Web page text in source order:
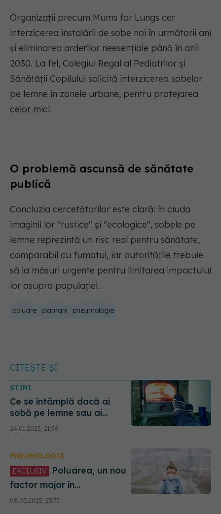
Organizații precum Mums for Lungs cer
interzicerea instalării de sobe noi în următorii ani
și eliminarea arderilor neesențiale până în anii
2030. La fel, Colegiul Regal al Pediatrilor și
Sănătății Copilului solicită interzicerea sobelor
pe lemne în zonele urbane, pentru protejarea
celor mici.
O problemă ascunsă de sănătate
publică
Concluzia cercetătorilor este clară: în ciuda
imaginii lor "rustice" și "ecologice", sobele pe
lemne reprezintă un risc real pentru sănătate,
comparabil cu fumatul, iar autoritățile trebuie
să ia măsuri urgente pentru limitarea impactului
lor asupra populației.
poluare plamani pneumologie
CITEȘTE ȘI
STIRI
Ce se întâmplă dacă ai
sobă pe lemne sau ai
crescut cu ea. Un studiu
răstoarnă tot ce știam
24.01.2025, 21:56
PNEUMOLOGIE
EXCLUSIV
factor major în
declanșarea astmului și
alergiilor. Prof. dr. Florin
08.05.2025, 23:35